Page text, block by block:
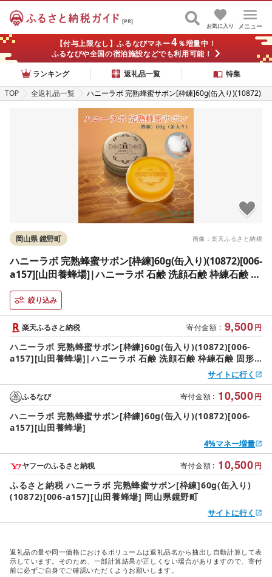
[PR]
メニュー
お気に入り
【付与上限なし】ふるなびマネー4％増量中！
ふるなびや全国の宿泊施設などでも利用可能！
ランキング
返礼品一覧
特集
TOP
全返礼品一覧
ハニーラボ 完熟蜂蜜サボン[枠練]60g(缶入り)(10872)
[006-a157][山田養蜂場]|ハニーラボ 石鹸 洗顔石鹸 枠
練石鹸 固形石鹸 洗顔料 スキンケア コスメ 岡山県 鏡野
画像：楽天ふるさと納税
岡山県 鏡野町
ハニーラボ 完熟蜂蜜サボン[枠練]60g(缶入り)(10872)[006-
a157][山田養蜂場]|ハニーラボ 石鹸 洗顔石鹸 枠練石鹸 固
形石鹸 洗顔料 スキンケア コスメ 岡山県 鏡野町
絞り込み
寄付金額 : 9,500円
楽天ふるさと納税
ハニーラボ 完熟蜂蜜サボン[枠練]60g(缶入り)(10872)[006-
a157][山田養蜂場]|ハニーラボ 石鹸 洗顔石鹸 枠練石鹸 固形
サイトに行く
寄付金額 : 10,500円
ふるなび
ハニーラボ 完熟蜂蜜サボン[枠練]60g(缶入り)(10872)[006-
a157][山田養蜂場]
4%マネー増量
寄付金額 : 10,500円
ヤフーのふるさと納税
ふるさと納税 ハニーラボ 完熟蜂蜜サボン[枠練]60g(缶入り)
(10872)[006-a157][山田養蜂場] 岡山県鏡野町
サイトに行く
返礼品の量や同一価格におけるボリュームは返礼品名から抽出し自動計算して表
示しています。そのため、一部計算結果が正しくない場合がありますので、寄付
前に必ずご自身でご確認いただくようお願いします。